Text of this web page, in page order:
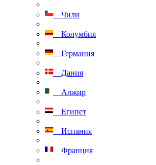
Чили
Колумбия
Германия
Дания
Алжир
Египет
Испания
Франция